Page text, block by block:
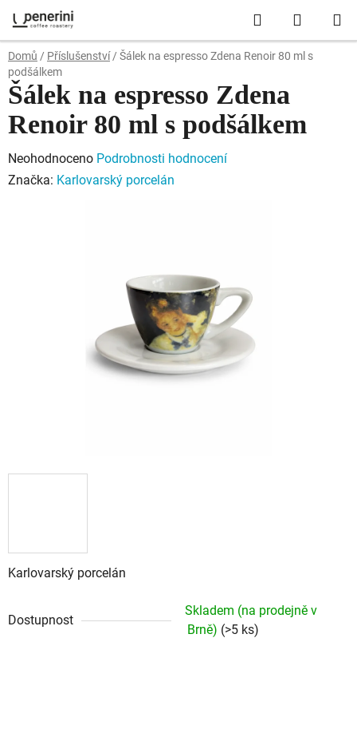
na
obsah
Hledat
KOŠÍK
Domů / Příslušenství / Šálek na espresso Zdena Renoir 80 ml s
podšálkem
Karlovarský porcelán
Dostupnost
Skladem (na prodejně v
Brně) (>5 ks)
Šálek na espresso Zdena
Renoir 80 ml s podšálkem
Průměrné
hodnocení
Neohodnoceno Podrobnosti hodnocení
Značka: Karlovarský porcelán